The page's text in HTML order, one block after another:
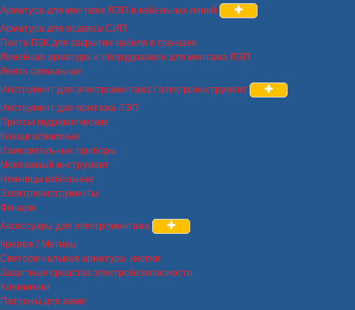
Арматура для монтажа ЛЭП и кабельных линий
Арматура для подвеса СИП
Плита ПЗК для закрытия кабеля в траншее
Линейная арматура и оборудование для монтажа ЛЭП
Лента сигнальная
Инструмент для электромонтажа / электроинструмент
Инструмент для монтажа ЛЭП
Прессы гидравлические
Клещи обжимные
Измерительные приборы
Монтажный инструмент
Ножницы кабельные
Электроинструменты
Фонари
Аксессуары для электромонтажа
Крепеж / Метизы
Светосигнальная арматура, кнопки
Защитные средства электробезопасности
Клеммники
Патроны для ламп